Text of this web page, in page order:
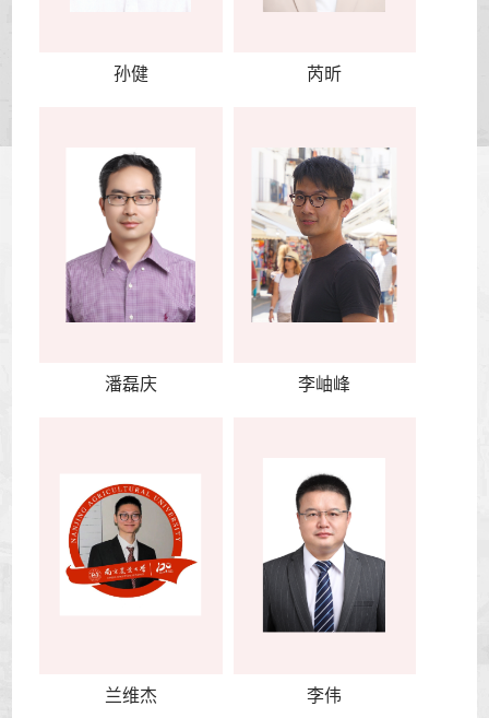
孙健 芮昕
潘磊庆 李岫峰
兰维杰 李伟